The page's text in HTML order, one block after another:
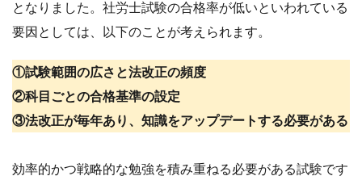
となりました。社労士試験の合格率が低いといわれている
要因としては、以下のことが考えられます。
①試験範囲の広さと法改正の頻度
②科目ごとの合格基準の設定
③法改正が毎年あり、知識をアップデートする必要がある
効率的かつ戦略的な勉強を積み重ねる必要がある試験です